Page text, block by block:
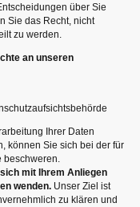
über Sie
Sie das Recht, nicht
zu werden.
an unseren
Ihrer Daten
können Sie sich bei der für
beschweren.
mit Ihrem Anliegen
wenden. Unser Ziel ist
zu klären und